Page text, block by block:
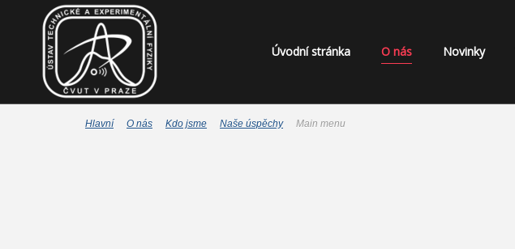
Úvodní stránka O nás Novinky
Hlavní O nás Kdo jsme Naše úspěchy Main menu